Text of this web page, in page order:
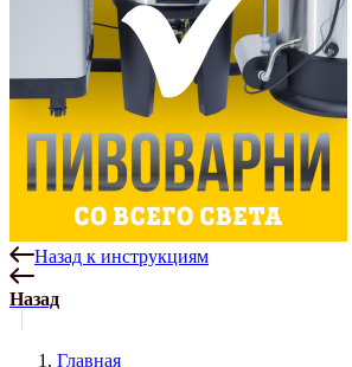
Назад к инструкциям
Назад
Главная